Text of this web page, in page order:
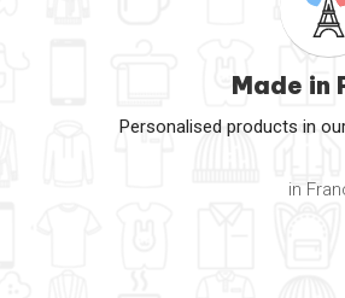
Made in
Personalised products in
in